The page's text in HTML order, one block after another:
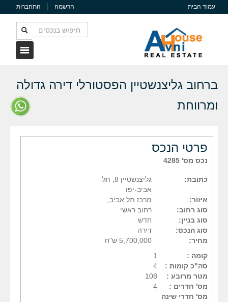
עמוד הבית התחברות הרשמה
ברחוב גליצנשטיין הפסטורלי דירה גדולה
ומרווחת
פרטי הנכס
נכס מס' 4285
כתובת:
גליצנשטיין 8, תל
אביב-יפו
איזור:
מרכז תל אביב,
סוג רחוב:
רחוב ראשי
סוג בניין:
חדש
סוג הנכס:
דירה
מחיר:
5,700,000 ש"ח
קומה :
1
סה"כ קומות :
4
מטר מרובע :
108
מס' חדרים :
4
מס' חדרי שינה